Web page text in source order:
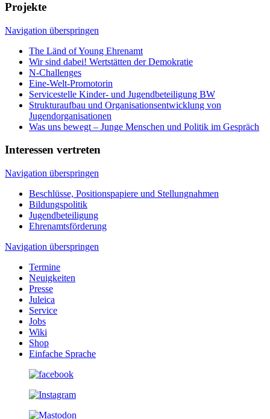
Projekte
Navigation überspringen
The Länd of Young Ehrenamt
Wir sind dabei! Wertstätten der Demokratie
N-Challenges
Eine-Welt-Promotorin
Servicestelle Kinder- und Jugendbeteiligung BW
Strukturaufbau und Organisationsentwicklung von
Jugendorganisationen
Was uns bewegt – Junge Menschen und Politik im Gespräch
Interessen vertreten
Navigation überspringen
Beschlüsse, Positionspapiere und Stellungnahmen
Bildungspolitik
Jugendbeteiligung
Ehrenamtsförderung
Navigation überspringen
Termine
Neuigkeiten
Presse
Juleica
Service
Jobs
Wiki
Shop
Einfache Sprache